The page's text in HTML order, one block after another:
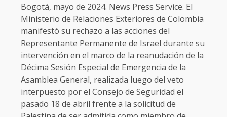
Bogotá, mayo de 2024. News Press Service. El
Ministerio de Relaciones Exteriores de Colombia
manifestó su rechazo a las acciones del
Representante Permanente de Israel durante su
intervención en el marco de la reanudación de la
Décima Sesión Especial de Emergencia de la
Asamblea General, realizada luego del veto
interpuesto por el Consejo de Seguridad el
pasado 18 de abril frente a la solicitud de